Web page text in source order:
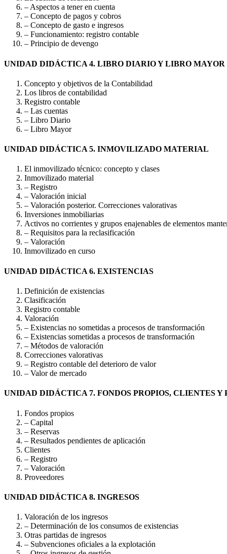
– Aspectos a tener en cuenta
– Concepto de pagos y cobros
– Concepto de gasto e ingresos
– Funcionamiento: registro contable
– Principio de devengo
UNIDAD DIDÁCTICA 4. LIBRO DIARIO Y LIBRO MAYOR
Concepto y objetivos de la Contabilidad
Los libros de contabilidad
Registro contable
– Las cuentas
– Libro Diario
– Libro Mayor
UNIDAD DIDÁCTICA 5. INMOVILIZADO MATERIAL
El inmovilizado técnico: concepto y clases
Inmovilizado material
– Registro
– Valoración inicial
– Valoración posterior. Correcciones valorativas
Inversiones inmobiliarias
Activos no corrientes y grupos enajenables de elementos
– Requisitos para la reclasificación
– Valoración
Inmovilizado en curso
UNIDAD DIDÁCTICA 6. EXISTENCIAS
Definición de existencias
Clasificación
Registro contable
Valoración
– Existencias no sometidas a procesos de transformación
– Existencias sometidas a procesos de transformación
– Métodos de valoración
Correcciones valorativas
– Registro contable del deterioro de valor
– Valor de mercado
UNIDAD DIDÁCTICA 7. FONDOS PROPIOS, CLIENTES Y
Fondos propios
– Capital
– Reservas
– Resultados pendientes de aplicación
Clientes
– Registro
– Valoración
Proveedores
UNIDAD DIDÁCTICA 8. INGRESOS
Valoración de los ingresos
– Determinación de los consumos de existencias
Otras partidas de ingresos
– Subvenciones oficiales a la explotación